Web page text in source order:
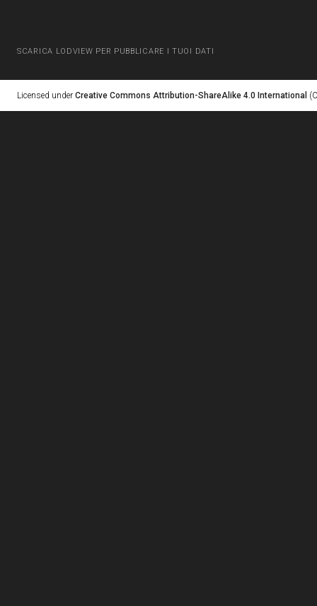
SCARICA LODVIEW PER PUBBLICARE I TUOI DATI
Licensed under Creative Commons Attribution-ShareAlike 4.0 International